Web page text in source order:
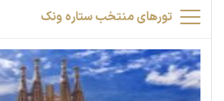
تورهای منتخب ستاره ونک